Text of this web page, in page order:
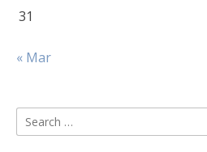
31
« Mar
Search
for: